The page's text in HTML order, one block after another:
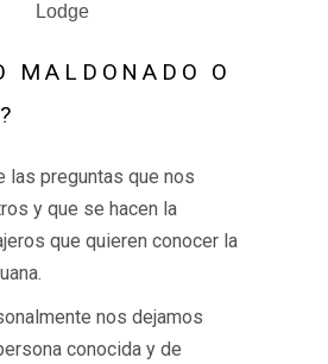
Lodge
MALDONADO O
las preguntas que nos
y que se hacen la
que quieren conocer la
nos dejamos
conocida y de